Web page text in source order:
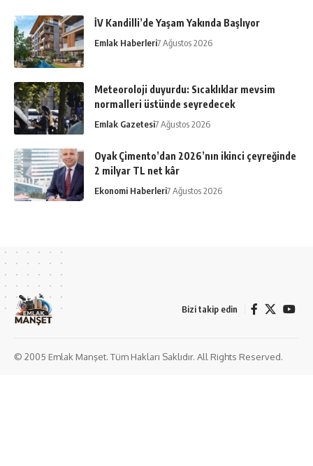
İV Kandilli’de Yaşam Yakında Başlıyor
Emlak Haberleri7 Ağustos 2026
Meteoroloji duyurdu: Sıcaklıklar mevsim
normalleri üstünde seyredecek
Emlak Gazetesi7 Ağustos 2026
Oyak Çimento’dan 2026’nın ikinci çeyreğinde
2 milyar TL net kâr
Ekonomi Haberleri7 Ağustos 2026
Bizi takip edin
© 2005 Emlak Manşet. Tüm Hakları Saklıdır. All Rights Reserved.